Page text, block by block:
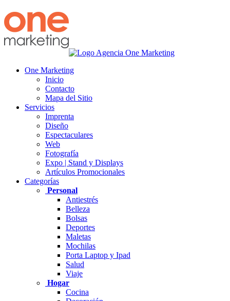
One Marketing
Inicio
Contacto
Mapa del Sitio
Servicios
Imprenta
Diseño
Espectaculares
Web
Fotografía
Expo | Stand y Displays
Artículos Promocionales
Categorías
Personal
Antiestrés
Belleza
Bolsas
Deportes
Maletas
Mochilas
Porta Laptop y Ipad
Salud
Viaje
Hogar
Cocina